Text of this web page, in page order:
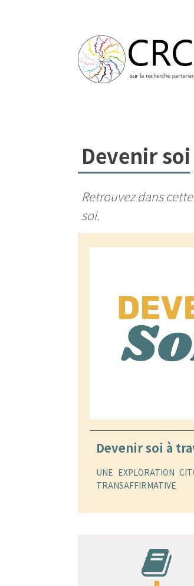
Devenir soi
Retrouvez dans
soi.
Devenir soi à
UNE EXPLORATION
TRANSAFFIRMATIVE